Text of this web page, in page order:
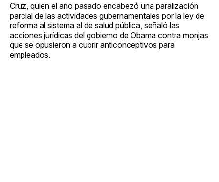
Cruz, quien el año pasado encabezó una paralización
parcial de las actividades gubernamentales por la ley de
reforma al sistema al de salud pública, señaló las
acciones jurídicas del gobierno de Obama contra monjas
que se opusieron a cubrir anticonceptivos para
empleados.